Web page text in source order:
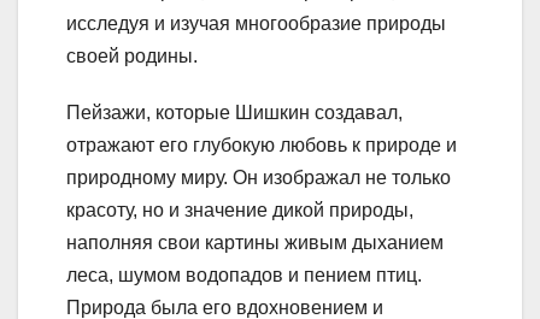
исследуя и изучая многообразие природы
своей родины.
Пейзажи, которые Шишкин создавал,
отражают его глубокую любовь к природе и
природному миру. Он изображал не только
красоту, но и значение дикой природы,
наполняя свои картины живым дыханием
леса, шумом водопадов и пением птиц.
Природа была его вдохновением и